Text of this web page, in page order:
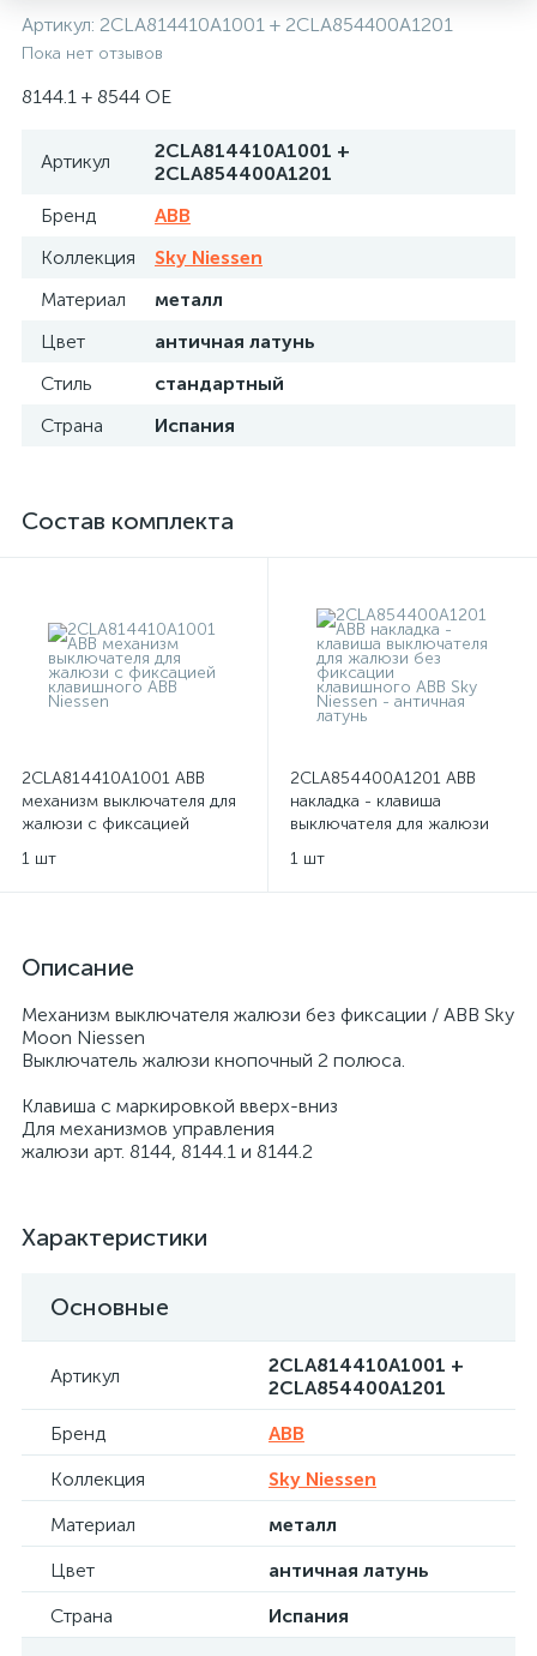
Артикул: 2CLA814410A1001 + 2CLA854400A1201
Пока нет отзывов
8144.1 + 8544 OE
Артикул
2CLA814410A1001 +
2CLA854400A1201
Бренд
ABB
Коллекция
Sky Niessen
Материал
металл
Цвет
античная латунь
Стиль
стандартный
Страна
Испания
Состав комплекта
2CLA814410A1001 ABB
механизм выключателя для
жалюзи с фиксацией
1 шт
2CLA854400A1201 ABB
накладка - клавиша
выключателя для жалюзи
ABB Sky Niessen - античная
1 шт
Описание
Механизм выключателя жалюзи без фиксации / ABB Sky
Moon Niessen
Выключатель жалюзи кнопочный 2 полюса.
Клавиша с маркировкой вверх-вниз
Для механизмов управления
жалюзи арт. 8144, 8144.1 и 8144.2
Характеристики
Основные
Артикул
2CLA814410A1001 +
2CLA854400A1201
Бренд
ABB
Коллекция
Sky Niessen
Материал
металл
Цвет
античная латунь
Страна
Испания